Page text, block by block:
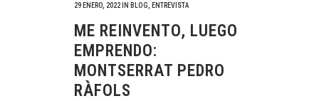
29 ENERO, 2022 IN BLOG ENTREVISTA
ME REINVENTO, LUEGO
EMPRENDO:
MONTSERRAT PEDRO
RÀFOLS